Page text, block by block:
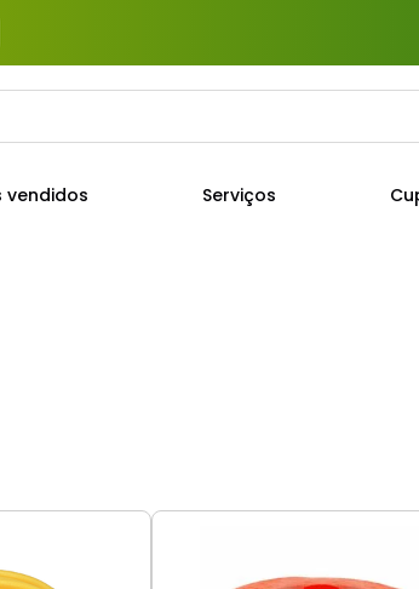
vendidos Serviços
º
cimento